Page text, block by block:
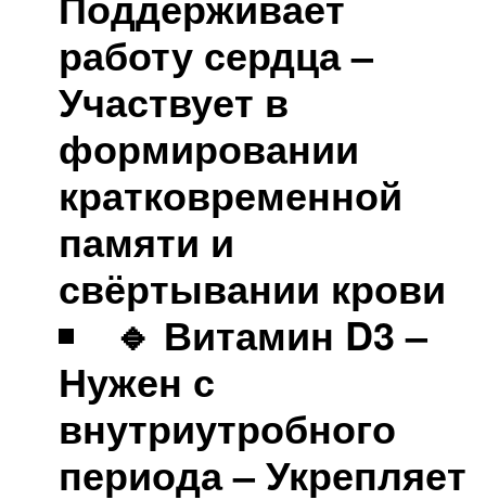
работу сердца –
Участвует в
формировании
кратковременной
памяти и
свёртывании крови
🔹 Витамин D3 –
Нужен с
внутриутробного
периода – Укрепляет